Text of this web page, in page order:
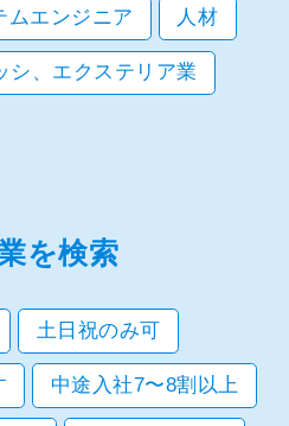
ムエンジニア 人材
シ、エクステリア業
を検索
土日祝のみ可
中途入社7〜8割以上